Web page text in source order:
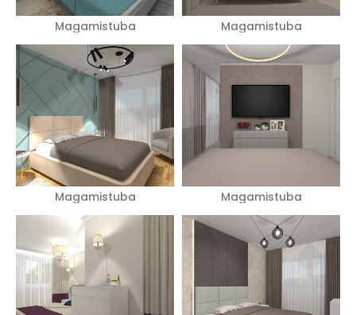
Magamistuba Magamistuba
Magamistuba Magamistuba